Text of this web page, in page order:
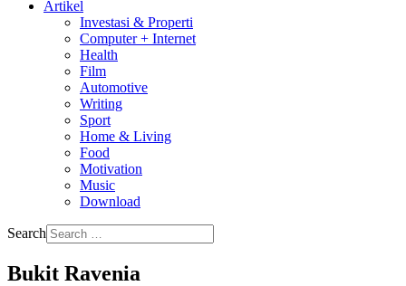
Artikel
Investasi & Properti
Computer + Internet
Health
Film
Automotive
Writing
Sport
Home & Living
Food
Motivation
Music
Download
Search
Bukit Ravenia